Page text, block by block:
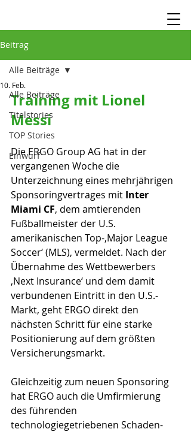
Beitrag
Alle Beiträge
Titelstories
TOP Stories
Einwurf
Alle Beiträge
10. Feb.
Training mit Lionel
Messi
Die ERGO Group AG hat in der
vergangenen Woche die
Unterzeichnung eines mehrjährigen
Sponsoringvertrages mit Inter
Miami CF, dem amtierenden
Fußballmeister der U.S.
amerikanischen Top-‚Major League
Soccer‘ (MLS), vermeldet. Nach der
Übernahme des Wettbewerbers
‚Next Insurance‘ und dem damit
verbundenen Eintritt in den U.S.-
Markt, geht ERGO direkt den
nächsten Schritt für eine starke
Positionierung auf dem größten
Versicherungsmarkt.
Gleichzeitig zum neuen Sponsoring
hat ERGO auch die Umfirmierung
des führenden
technologiegetriebenen Schaden-